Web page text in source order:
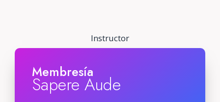
Instructor
Membresía
Sapere Aude